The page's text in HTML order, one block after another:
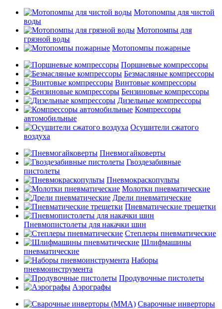
Мотопомпы для чистой
воды
Мотопомпы для
грязной воды
Мотопомпы пожарные
Поршневые компрессоры
Безмасляные компрессоры
Винтовые компрессоры
Бензиновые компрессоры
Дизельные компрессоры
Компрессоры
автомобильные
Осушители сжатого
воздуха
Пневмогайковерты
Гвоздезабивные
пистолеты
Пневмокраскопульты
Молотки пневматические
Дрели пневматические
Пневматические трещетки
Пневмопистолеты для накачки шин
Степлеры пневматические
Шлифмашины
пневматические
Наборы
пневмоинструмента
Продувочные пистолеты
Аэрографы
Сварочные инверторы